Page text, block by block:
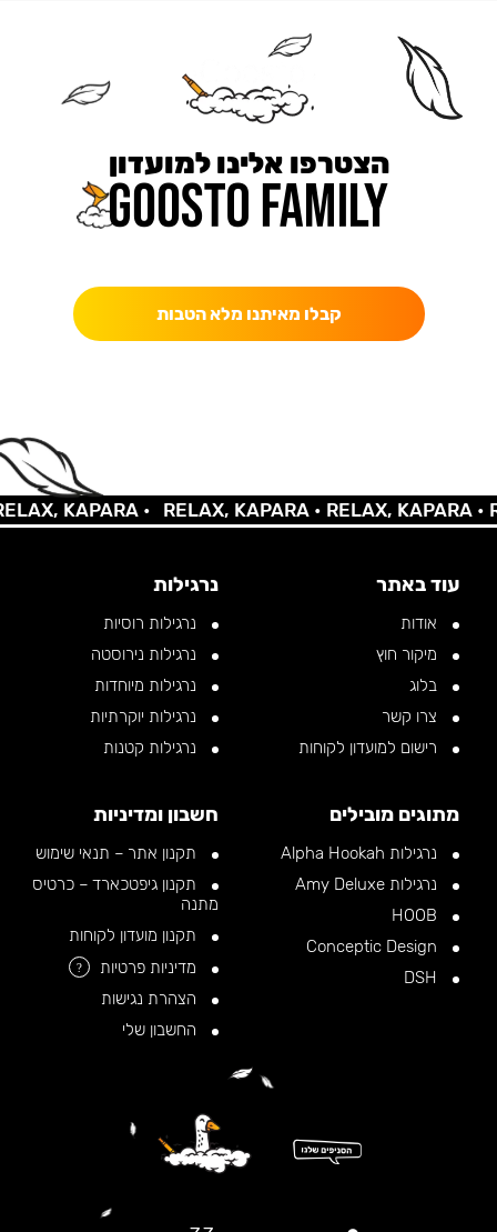
הצטרפו אלינו למועדון
קבלו מאיתנו מלא הטבות
KAPARA • RELAX, KAPARA •RELAX, KAPARA •
עוד באתר
אודות
מיקור חוץ
בלוג
צרו קשר
רישום למועדון לקוחות
נרגילות
נרגילות רוסיות
נרגילות נירוסטה
נרגילות מיוחדות
נרגילות יוקרתיות
נרגילות קטנות
מתוגים מובילים
נרגילות Alpha Hookah
נרגילות Amy Deluxe
חשבון ומדיניות
תקנון אתר – תנאי שימוש
תקנון גיפטכארד – כרטיס
מתנה
תקנון מועדון לקוחות
מדיניות פרטיות
?
הצהרת נגישות
החשבון שלי